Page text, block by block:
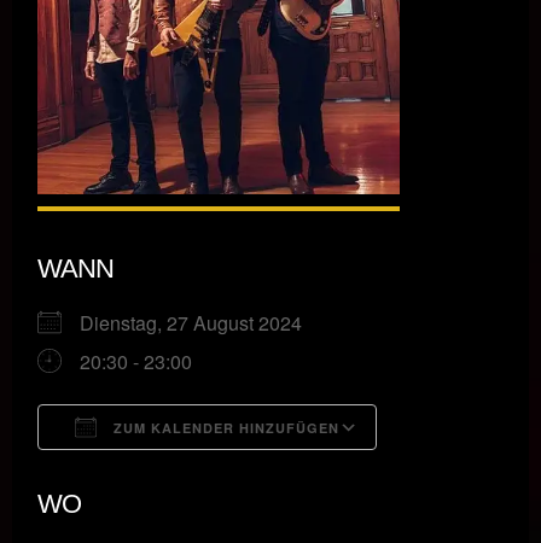
WANN
Dienstag, 27 August 2024
20:30 - 23:00
ZUM KALENDER HINZUFÜGEN
WO